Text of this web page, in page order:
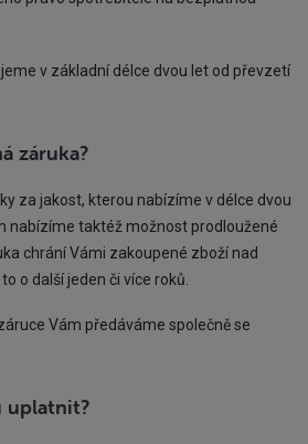
v základní délce dvou let od převzetí
záruka?
za jakost, kterou nabízíme v délce dvou
nabízíme taktéž možnost prodloužené
chrání Vámi zakoupené zboží nad
o další jeden či více roků.
Vám předáváme společně se
uplatnit?